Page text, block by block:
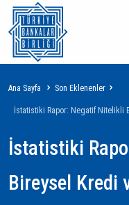
Sayfa
yolu
Ana Sayfa Son Eklenenler
İstatistiki Rapor: Negatif Nitelikli
İstatistiki
Bireysel Kredi